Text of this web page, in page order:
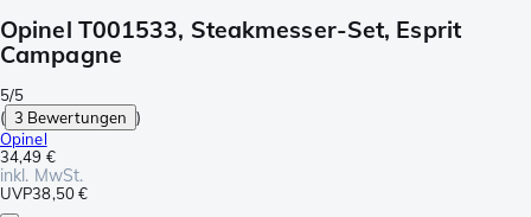
Opinel T001533, Steakmesser-Set, Esprit
Campagne
5/5
( 3 Bewertungen )
Opinel
34,49 €
inkl. MwSt.
UVP38,50 €